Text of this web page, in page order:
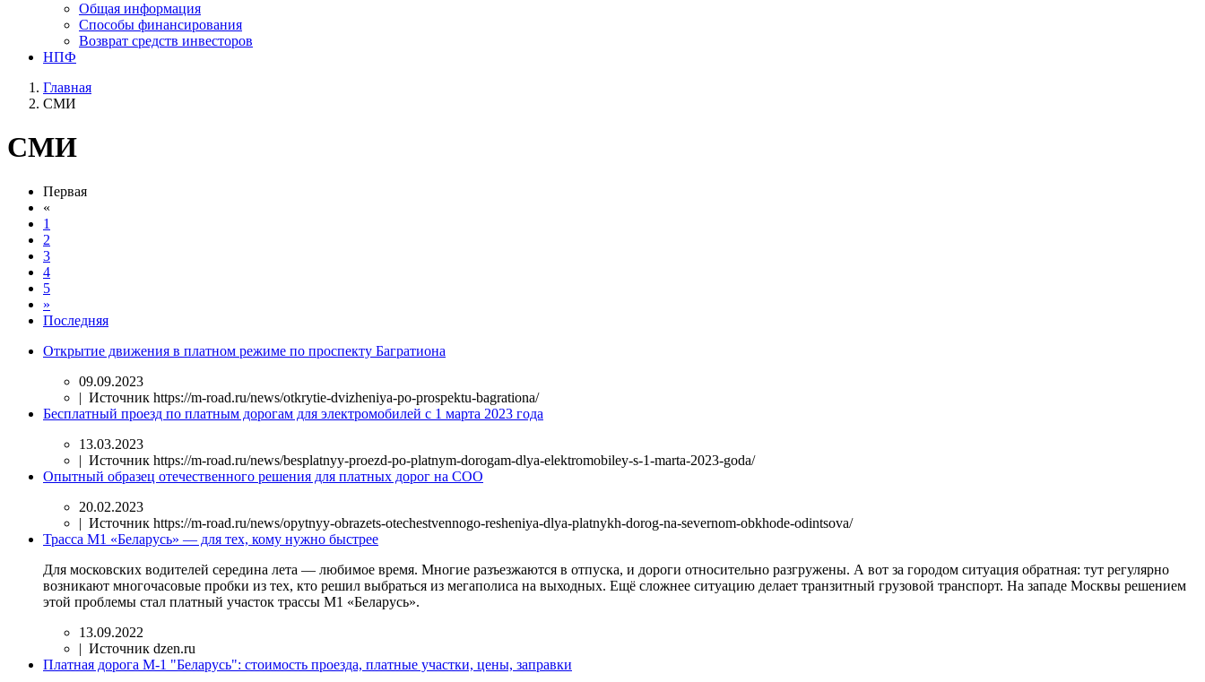
Общая информация
Способы финансирования
Возврат средств инвесторов
НПФ
Главная
СМИ
СМИ
Первая
«
1
2
3
4
5
»
Последняя
Открытие движения в платном режиме по проспекту Багратиона
09.09.2023
| Источник https://m-road.ru/news/otkrytie-dvizheniya-po-prospektu-bagrationa/
Бесплатный проезд по платным дорогам для электромобилей с 1 марта 2023 года
13.03.2023
| Источник https://m-road.ru/news/besplatnyy-proezd-po-platnym-dorogam-dlya-elektromobiley-s-1-marta-2023-goda/
Опытный образец отечественного решения для платных дорог на СОО
20.02.2023
| Источник https://m-road.ru/news/opytnyy-obrazets-otechestvennogo-resheniya-dlya-platnykh-dorog-na-severnom-obkhode-odintsova/
Трасса М1 «Беларусь» — для тех, кому нужно быстрее
Для московских водителей середина лета — любимое время. Многие разъезжаются в отпуска, и дороги относительно разгружены. А вот за городом ситуация обратная: тут регулярно
возникают многочасовые пробки из тех, кто решил выбраться из мегаполиса на выходных. Ещё сложнее ситуацию делает транзитный грузовой транспорт. На западе Москвы решением
этой проблемы стал платный участок трассы М1 «Беларусь».
13.09.2022
| Источник dzen.ru
Платная дорога М-1 "Беларусь": стоимость проезда, платные участки, цены, заправки